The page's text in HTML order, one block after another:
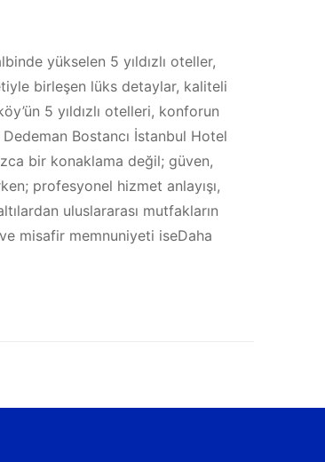
yükselen 5 yıldızlı oteller,
birleşen lüks detaylar, kaliteli
5 yıldızlı otelleri, konforun
Dedeman Bostancı İstanbul Hotel
bir konaklama değil; güven,
profesyonel hizmet anlayışı,
uluslararası mutfakların
misafir memnuniyeti iseDaha